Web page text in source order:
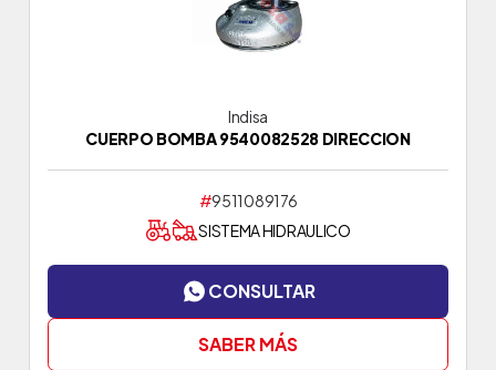
Indisa
CUERPO BOMBA 9540082528 DIRECCION
#9511089176
SISTEMA HIDRAULICO
CONSULTAR
SABER MÁS